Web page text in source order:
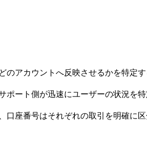
アカウントへ反映させるかを特定す
ート側が迅速にユーザーの状況を特
座番号はそれぞれの取引を明確に区